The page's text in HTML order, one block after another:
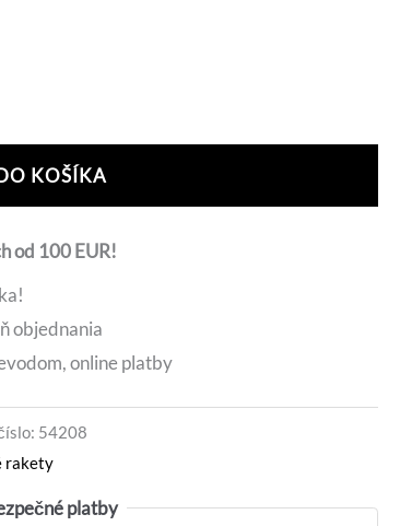
KOŠÍKA
od 100 EUR!
objednania
online platby
54208
rakety
platby